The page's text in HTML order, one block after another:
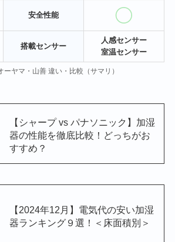
安全性能
搭載センサー
人感センサー
室温センサー
ーヤマ・山善 違い・比較（サマリ）
【シャープ vs パナソニック】加湿
器の性能を徹底比較！どっちがお
すすめ？
【2024年12月】電気代の安い加湿
器ランキング９選！＜床面積別＞